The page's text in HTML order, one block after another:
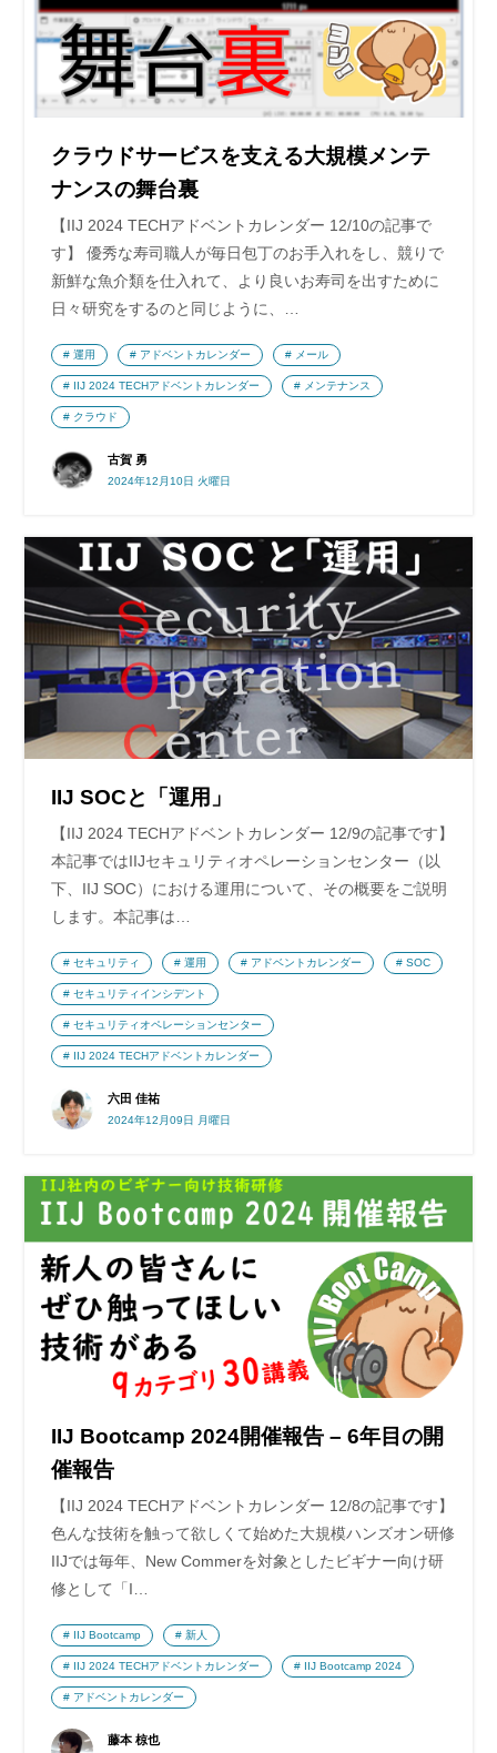
クラウドサービスを支える大規模メンテ
ナンスの舞台裏
【IIJ 2024 TECHアドベントカレンダー 12/10の記事で
す】 優秀な寿司職人が毎日包丁のお手入れをし、競りで
新鮮な魚介類を仕入れて、より良いお寿司を出すために
日々研究をするのと同じように、…
古賀 勇
2024年12月10日 火曜日
運用 アドベントカレンダー メール
IIJ 2024 TECHアドベントカレンダー メンテナンス
クラウド
IIJ SOCと「運用」
【IIJ 2024 TECHアドベントカレンダー 12/9の記事です】
本記事ではIIJセキュリティオペレーションセンター（以
下、IIJ SOC）における運用について、その概要をご説明
します。本記事は…
六田 佳祐
2024年12月09日 月曜日
セキュリティ 運用 アドベントカレンダー SOC
セキュリティインシデント
セキュリティオペレーションセンター
IIJ 2024 TECHアドベントカレンダー
IIJ Bootcamp 2024開催報告 – 6年目の開
催報告
【IIJ 2024 TECHアドベントカレンダー 12/8の記事です】
色んな技術を触って欲しくて始めた大規模ハンズオン研修
IIJでは毎年、New Commerを対象としたビギナー向け研
修として「I…
藤本 椋也
IIJ Bootcamp 新人
IIJ 2024 TECHアドベントカレンダー IIJ Bootcamp 2024
アドベントカレンダー